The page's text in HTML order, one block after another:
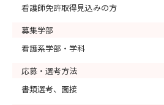
看護師免許取得見込みの方
募集学部
看護系学部・学科
応募・選考方法
書類選考、面接